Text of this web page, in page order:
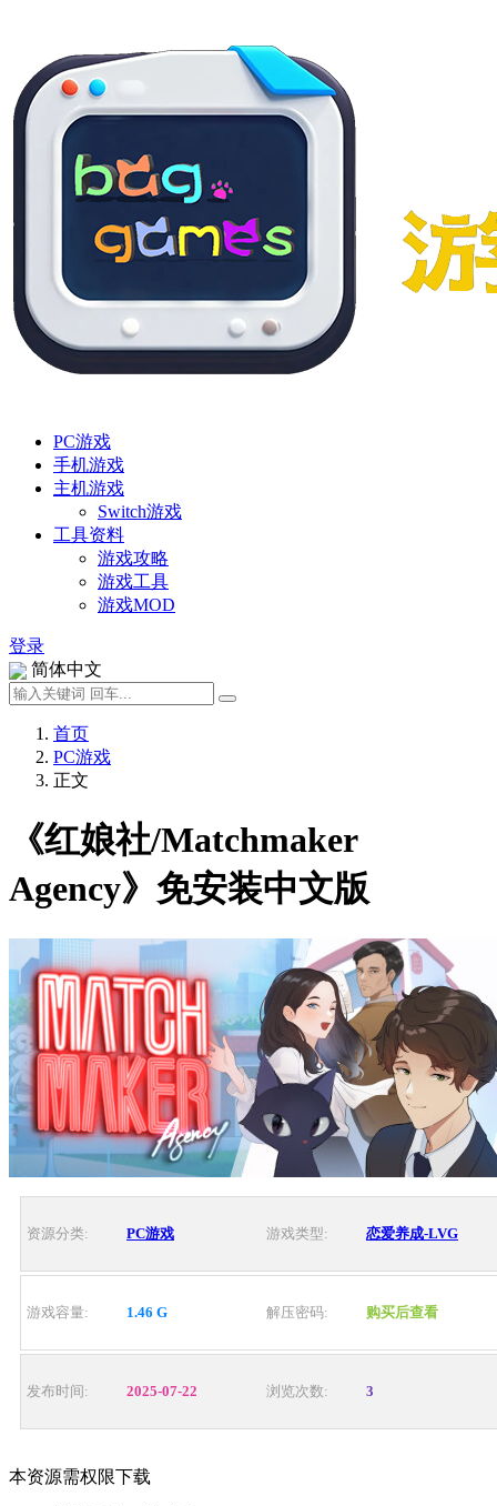
PC游戏
手机游戏
主机游戏
Switch游戏
工具资料
游戏攻略
游戏工具
游戏MOD
登录
简体中文
首页
PC游戏
正文
《红娘社/Matchmaker
Agency》免安装中文版
资源分类: PC游戏 游戏类型: 恋爱养成-LVG
游戏容量: 1.46 G 解压密码: 购买后查看
发布时间: 2025-07-22 浏览次数: 3
本资源需权限下载